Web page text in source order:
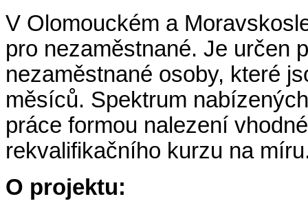
V Olomouckém a
pro nezaměstnané. Je určen
nezaměstnané osoby, které
měsíců. Spektrum
práce formou nalezení
rekvalifikačního kurzu na
O projektu: